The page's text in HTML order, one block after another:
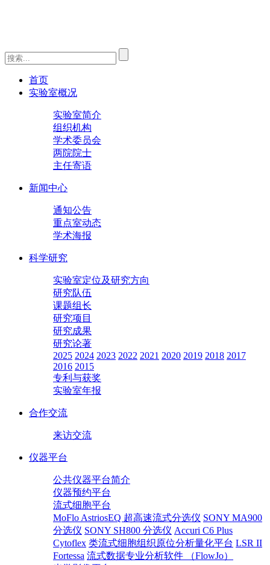
首页
实验室概况
实验室简介
组织机构
学术委员会
两院院士
主任寄语
新闻中心
通知公告
重点室动态
学术海报
科学研究
实验室定位及研究方向
研究队伍
课题组长
研究项目
研究成果
研究论著
2025 2024 2023 2022 2021 2020 2019 2018 2017
2016 2015
专利与获奖
实验室年报
合作交流
来访交流
仪器平台
公共仪器平台简介
仪器预约平台
流式细胞平台
MoFlo AstriosEQ 超高速流式分选仪 SONY MA900
分选仪 SONY SH800 分选仪 Accuri C6 Plus
Cytoflex 类流式细胞组织原位分析量化平台 LSR II
Fortessa 流式数据专业分析软件 （FlowJo）